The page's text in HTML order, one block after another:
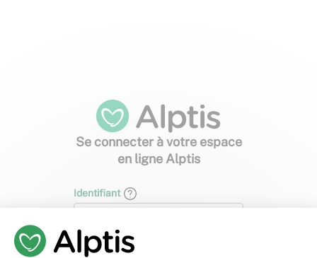
Se connecter à votre espace
en ligne Alptis
Identifiant